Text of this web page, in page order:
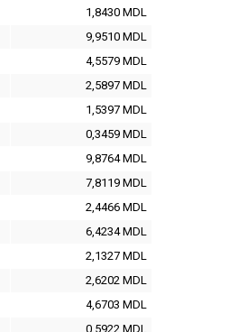
1,8430 MDL
9,9510 MDL
4,5579 MDL
2,5897 MDL
1,5397 MDL
0,3459 MDL
9,8764MDL
7,8119 MDL
2,4466 MDL
6,4234MDL
2,1327 MDL
2,6202 MDL
4,6703 MDL
0,5922 MDL